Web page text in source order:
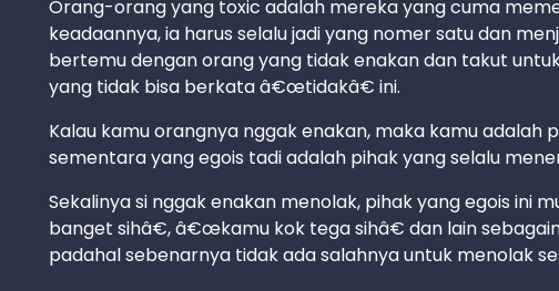
Orang-orang yang toxic adalah mereka yang cuma
keadaannya, ia harus selalu jadi yang nomer satu dan
bertemu dengan orang yang tidak enakan dan takut
yang tidak bisa berkata â€œtidakâ€ ini.
Kalau kamu orangnya nggak enakan, maka kamu adalah
sementara yang egois tadi adalah pihak yang selalu
Sekalinya si nggak enakan menolak, pihak yang egois
banget sihâ€, â€œkamu kok tega sihâ€ dan lain
padahal sebenarnya tidak ada salahnya untuk menolak